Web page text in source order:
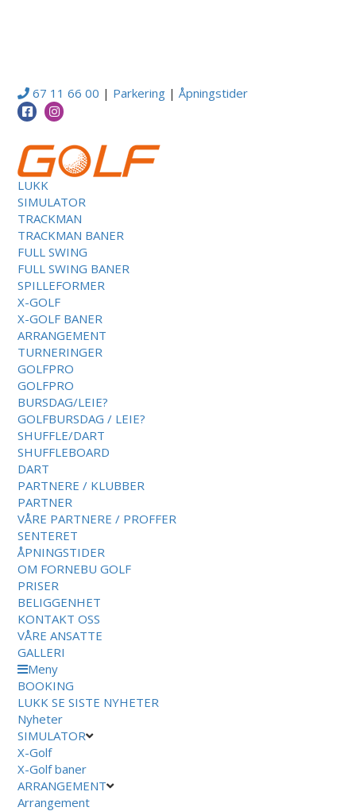
67 11 66 00 | Parkering |Åpningstider
LUKK
SIMULATOR
TRACKMAN
TRACKMAN BANER
FULL SWING
FULL SWING BANER
SPILLEFORMER
X-GOLF
X-GOLF BANER
ARRANGEMENT
TURNERINGER
GOLFPRO
GOLFPRO
BURSDAG/LEIE?
GOLFBURSDAG / LEIE?
SHUFFLE/DART
SHUFFLEBOARD
DART
PARTNERE / KLUBBER
PARTNER
VÅRE PARTNERE / PROFFER
SENTERET
ÅPNINGSTIDER
OM FORNEBU GOLF
PRISER
BELIGGENHET
KONTAKT OSS
VÅRE ANSATTE
GALLERI
Meny
BOOKING
LUKK SE SISTE NYHETER
Nyheter
SIMULATOR
X-Golf
X-Golf baner
ARRANGEMENT
Arrangement